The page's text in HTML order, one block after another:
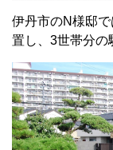
伊丹市のN様邸で
置し、3世帯分の